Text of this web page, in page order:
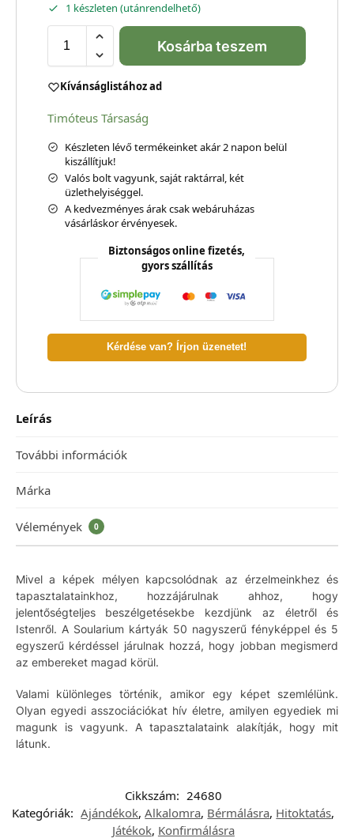
1 készleten (utánrendelhető)
Kosárba teszem
Kívánságlistához ad
Timóteus Társaság
Készleten lévő termékeinket akár 2 napon belül
kiszállítjuk!
Valós bolt vagyunk, saját raktárral, két
üzlethelyiséggel.
A kedvezményes árak csak webáruházas
vásárláskor érvényesek.
Biztonságos online fizetés,
gyors szállítás
Kérdése van? Írjon üzenetet!
Leírás
További információk
Márka
Vélemények 0
Mivel a képek mélyen kapcsolódnak az érzelmeinkhez és
tapasztalatainkhoz, hozzájárulnak ahhoz, hogy
jelentőségteljes beszélgetésekbe kezdjünk az életről és
Istenről. A Soularium kártyák 50 nagyszerű fényképpel és 5
egyszerű kérdéssel járulnak hozzá, hogy jobban megismerd
az embereket magad körül.
Valami különleges történik, amikor egy képet szemlélünk.
Olyan egyedi asszociációkat hív életre, amilyen egyediek mi
magunk is vagyunk. A tapasztalataink alakítják, hogy mit
látunk.
Cikkszám: 24680
Kategóriák: Ajándékok,Alkalomra, Bérmálásra, Hitoktatás,
Játékok, Konfirmálásra